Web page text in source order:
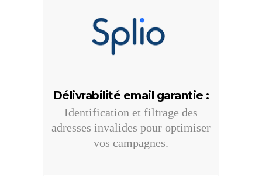
Délivrabilité email garantie :
Identification et filtrage des
adresses invalides pour optimiser
vos campagnes.